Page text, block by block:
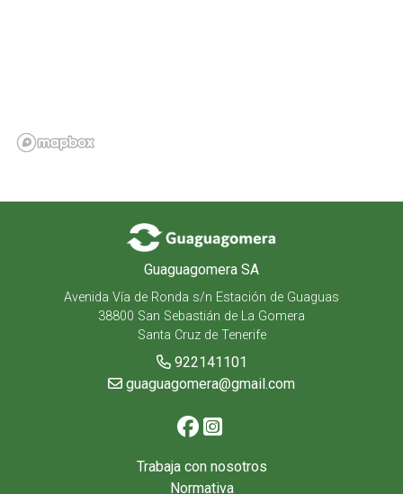
Guaguagomera SA
Avenida Vía de Ronda s/n Estación de Guaguas
38800 San Sebastián de La Gomera
Santa Cruz de Tenerife
922141101
guaguagomera@gmail.com
Trabaja con nosotros
Normativa